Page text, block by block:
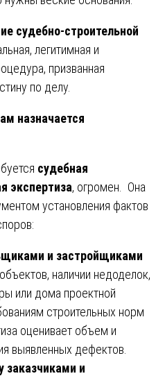
судебно-строительной
легитимная и
призванная
по делу.
назначается
судебная
экспертиза, огромен. Она
установления фактов
и застройщиками
наличии недоделок,
или дома проектной
строительных норм
оценивает объем и
выявленных дефектов.
и